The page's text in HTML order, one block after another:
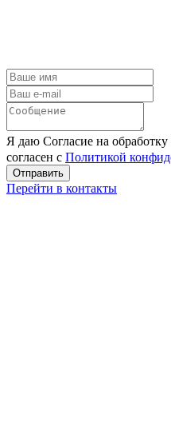
Я даю Согласие на
согласен с Политикой
Перейти в контакты